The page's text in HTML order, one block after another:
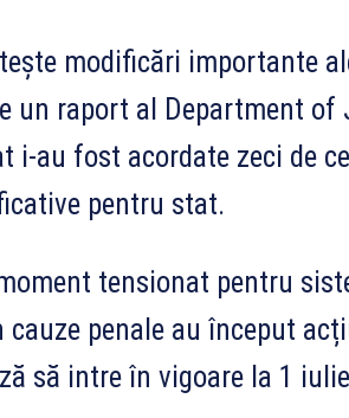
modificări importante
un raport al Department
i-au fost acordate zeci de
pentru stat.
tensionat pentru
cauze penale au început
să intre în vigoare la 1